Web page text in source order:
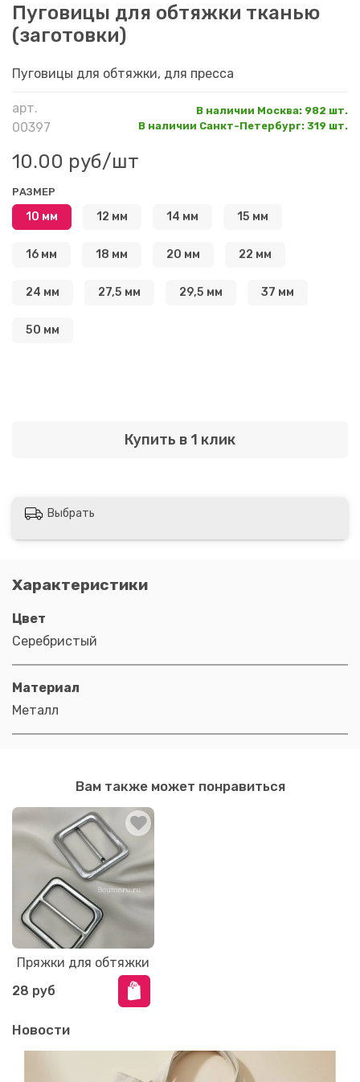
арт.
00397
В наличии Москва: 982 шт.
В наличии Санкт-Петербург: 319 шт.
Пуговицы для обтяжки тканью
(заготовки)
10.00 руб/шт
Купить в 1 клик
РАЗМЕР
10 мм 12 мм 14 мм 15 мм
16 мм 18 мм 20 мм 22 мм
24 мм 27,5 мм 29,5 мм 37 мм
50 мм
Пуговицы для обтяжки, для пресса
Выбрать
Характеристики
Цвет
Серебристый
Материал
Металл
Вам также может понравиться
Пряжки для обтяжки
28 руб
Новости